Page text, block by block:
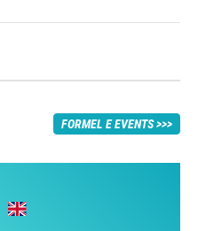
FORMEL E EVENTS